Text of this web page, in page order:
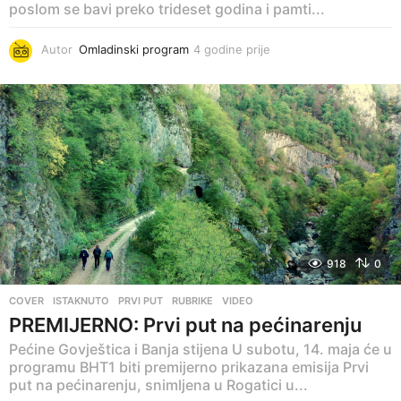
poslom se bavi preko trideset godina i pamti...
Autor Omladinski program 4 godine prije
o
d
i
n
e
p
r
i
j
e
918 0
COVER ,ISTAKNUTO ,PRVI PUT ,RUBRIKE ,VIDEO
PREMIJERNO: Prvi put na pećinarenju
Pećine Govještica i Banja stijena U subotu, 14. maja će u
programu BHT1 biti premijerno prikazana emisija Prvi
put na pećinarenju, snimljena u Rogatici u...